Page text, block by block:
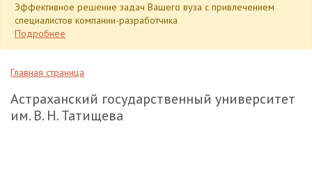
Эффективное решение задач Вашего вуза с привлечением
специалистов компании-разработчика
Подробнее
Главная страница
Астраханский государственный университет
им. В. Н. Татищева